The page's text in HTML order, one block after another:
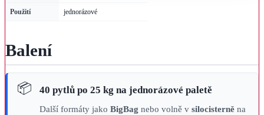
Použití jednorázové
Balení
40 pytlů po 25 kg na jednorázové paletě
Další formáty jakoBigBag nebo volně vsilocisterně na